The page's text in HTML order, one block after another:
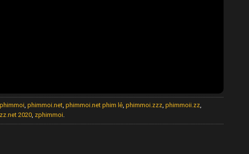
phimmoi phimmoi.net phimmoi.net phim lẻ phimmoi.zzz phimmoii.zz
2020 zphimmoi